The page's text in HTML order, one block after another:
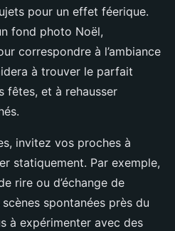
pour un effet féerique.
fond photo Noël,
correspondre à l’ambiance
à trouver le parfait
fêtes, et à rehausser
invitez vos proches à
statiquement. Par exemple,
rire ou d’échange de
spontanées près du
à expérimenter avec des